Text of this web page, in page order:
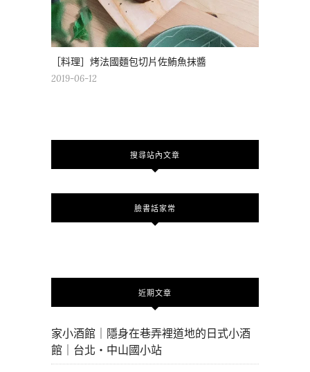
［料理］烤法國麵包切片佐鮪魚抹醬
2019-06-12
搜尋站內文章
臉書話家常
近期文章
家小酒館｜隱身在巷弄裡道地的日式小酒
館｜台北・中山國小站